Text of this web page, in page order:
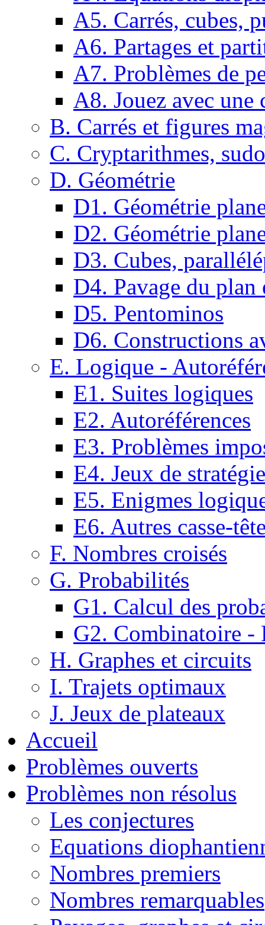
A5. Carrés, cubes,
A6. Partages et
A7. Problèmes de
A8. Jouez avec une
B. Carrés et figures
C. Cryptarithmes,
D. Géométrie
D1. Géométrie
D2. Géométrie
D3. Cubes,
D4. Pavage du plan
D5. Pentominos
D6. Constructions
E. Logique -
E1. Suites logiques
E2. Autoréférences
E3. Problèmes
E4. Jeux de stratégie
E5. Enigmes
E6. Autres casse-
F. Nombres croisés
G. Probabilités
G1. Calcul des
G2. Combinatoire -
H. Graphes et circuits
I. Trajets optimaux
J. Jeux de plateaux
Accueil
Problèmes ouverts
Problèmes non résolus
Les conjectures
Equations
Nombres premiers
Nombres remarquables